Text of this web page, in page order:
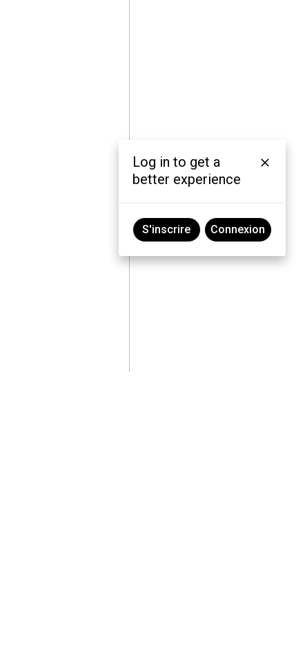
Log in to get a
better experience
S'inscrire Connexion